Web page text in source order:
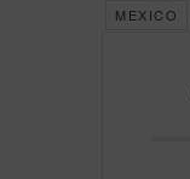
MEXICO